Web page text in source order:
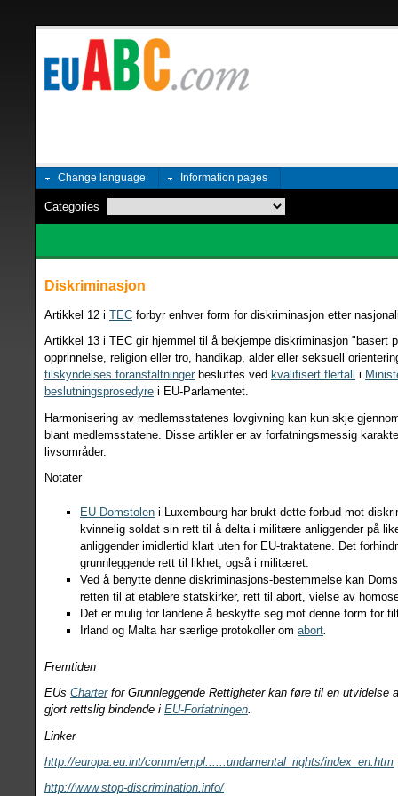
Change language Information pages
Categories
Diskriminasjon
Artikkel 12 i TEC forbyr enhver form for diskriminasjon etter
Artikkel 13 i TEC gir hjemmel til å bekjempe diskriminasjon "basert
opprinnelse, religion eller tro, handikap, alder eller seksuell
tilskyndelses foranstaltninger besluttes ved kvalifisert flertall i
beslutningsprosedyre i EU-Parlamentet.
Harmonisering av medlemsstatenes lovgivning kan kun skje
blant medlemsstatene. Disse artikler er av forfatningsmessig
livsområder.
Notater
EU-Domstolen i Luxembourg har brukt dette forbud mot
kvinnelig soldat sin rett til å delta i militære anliggender på
anliggender imidlertid klart uten for EU-traktatene. Det
grunnleggende rett til likhet, også i militæret.
Ved å benytte denne diskriminasjons-bestemmelse kan
retten til at etablere statskirker, rett til abort, vielse av
Det er mulig for landene å beskytte seg mot denne form for
Irland og Malta har særlige protokoller om abort
Fremtiden
EUs Charterfor Grunnleggende Rettigheter kan føre til en utvidelse
gjort rettslig bindende i EU-Forfatningen.
Linker
http://europa.eu.int/comm/empl......undamental_rights/index_en.htm
http://www.stop-discrimination.info/